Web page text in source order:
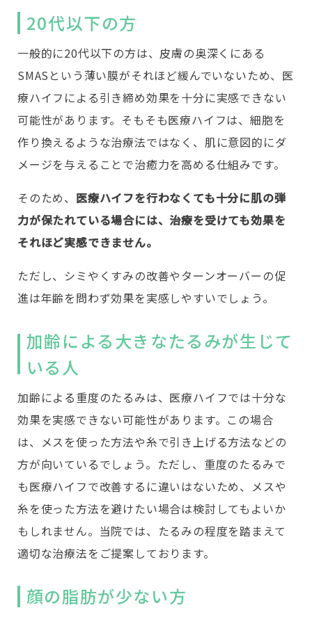
20代以下の方
一般的に20代以下の方は、皮膚の奥深くにある
SMASという薄い膜がそれほど緩んでいないため、医
療ハイフによる引き締め効果を十分に実感できない
可能性があります。そもそも医療ハイフは、細胞を
作り換えるような治療法ではなく、肌に意図的にダ
メージを与えることで治癒力を高める仕組みです。
そのため、 医療ハイフを行わなくても十分に肌の弾
力が保たれている場合には、治療を受けても効果を
それほど実感できません。
ただし、シミやくすみの改善やターンオーバーの促
進は年齢を問わず効果を実感しやすいでしょう。
加齢による大きなたるみが生じて
いる人
加齢による重度のたるみは、医療ハイフでは十分な
効果を実感できない可能性があります。この場合
は、メスを使った方法や糸で引き上げる方法などの
方が向いているでしょう。ただし、重度のたるみで
も医療ハイフで改善するに違いはないため、メスや
糸を使った方法を避けたい場合は検討してもよいか
もしれません。当院では、たるみの程度を踏まえて
適切な治療法をご提案しております。
顔の脂肪が少ない方